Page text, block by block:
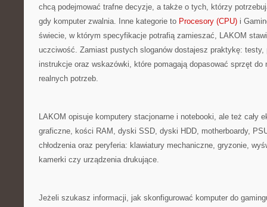
chcą podejmować trafne decyzje, a także o tych, którzy
gdy komputer zwalnia. Inne kategorie to Procesory (CPU) i
świecie, w którym specyfikacje potrafią zamieszać, LAKOM
uczciwość. Zamiast pustych sloganów dostajesz praktykę: testy,
instrukcje oraz wskazówki, które pomagają dopasować sprzęt
realnych potrzeb.
LAKOM opisuje komputery stacjonarne i notebooki, ale też cały
graficzne, kości RAM, dyski SSD, dyski HDD, motherboardy,
chłodzenia oraz peryferia: klawiatury mechaniczne, gryzonie,
kamerki czy urządzenia drukujące.
Jeżeli szukasz informacji, jak skonfigurować komputer do